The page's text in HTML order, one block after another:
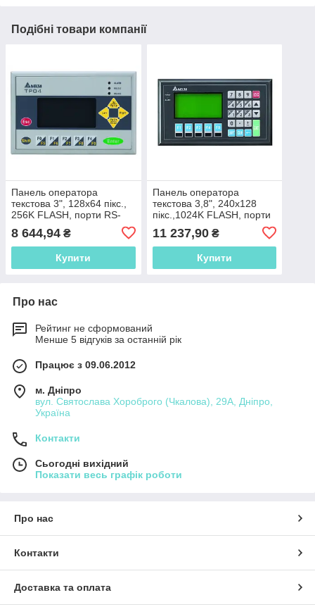
Подібні товари компанії
Панель оператора
текстова 3", 128x64 пікс.,
256K FLASH, порти RS-
485/422, RS-232,TP04G-
AS2
8 644,94 ₴
Купити
Панель оператора
текстова 3,8", 240x128
пікс.,1024K FLASH, порти
TP08G-BT2
11 237,90₴
Купити
Про нас
Рейтинг не сформований
Менше 5 відгуків за останній рік
Працює з 09.06.2012
м. Дніпро
вул. Святослава Хороброго (Чкалова), 29А, Дніпро,
Україна
Контакти
Сьогодні вихідний
Показати весь графік роботи
Про нас
Контакти
Доставка та оплата